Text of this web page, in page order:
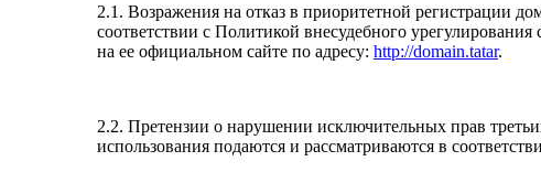
2.1. Возражения на отказ в приоритетной регистрации
соответствии с Политикой внесудебного
на ее официальном сайте по адресу: http://domain.tatar.
2.2. Претензии о нарушении исключительных прав
использования подаются и рассматриваются в